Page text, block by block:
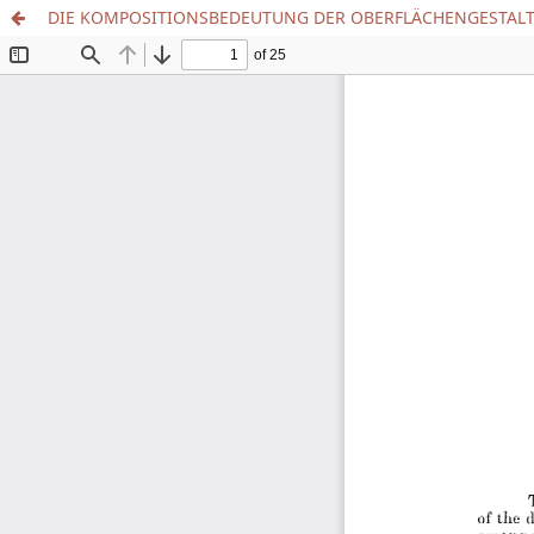
DIE KOMPOSITIONSBEDEUTUNG DER